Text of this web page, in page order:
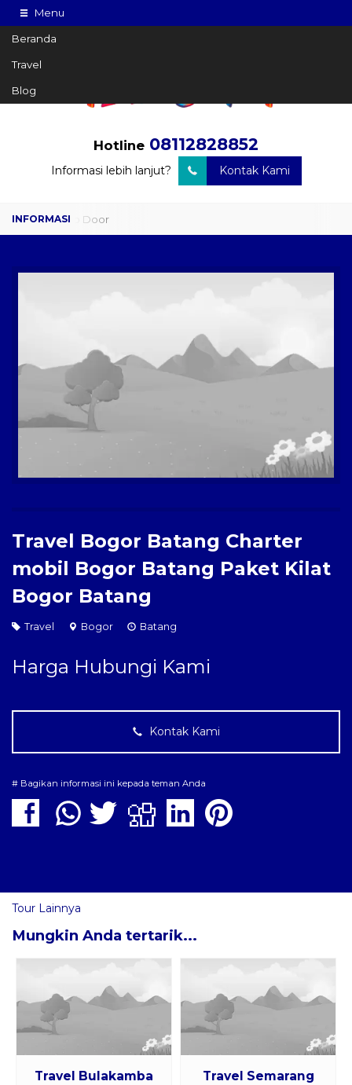
Menu
Beranda
Travel
Blog
Hotline 08112828852
Informasi lebih lanjut? Kontak Kami
Travel Door to Door
Paket Kilat
Pengiriman Barang
Travel Bogor Batang Charter
mobil Bogor Batang Paket Kilat
Bogor Batang
Travel Bogor Batang
Harga Hubungi Kami
Kontak Kami
# Bagikan informasi ini kepada teman Anda
Tour Lainnya
Mungkin Anda tertarik...
Travel Bulakamba
Travel Semarang